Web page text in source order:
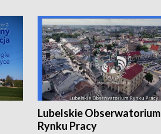
Lubelskie Obserwatorium
Rynku Pracy